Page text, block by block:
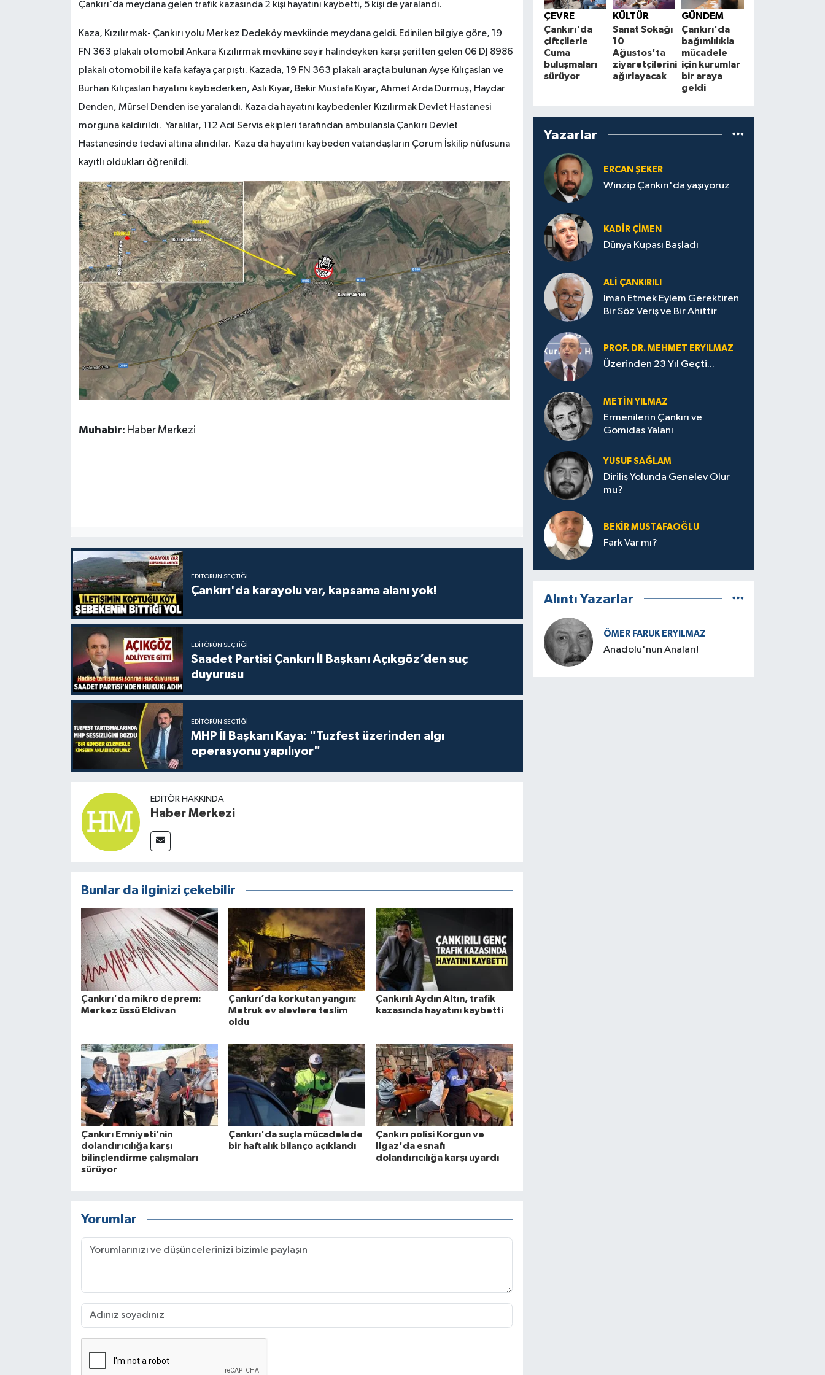
Çankırı'da meydana gelen trafik kazasında 2 kişi hayatını kaybetti, 5 kişi de yaralandı.
Kaza, Kızılırmak- Çankırı yolu Merkez Dedeköy mevkiinde meydana geldi. Edinilen bilgiye göre, 19
FN 363 plakalı otomobil Ankara Kızılırmak mevkiine seyir halindeyken karşı şeritten gelen 06 DJ 8986
plakalı otomobil ile kafa kafaya çarpıştı. Kazada, 19 FN 363 plakalı araçta bulunan Ayşe Kılıçaslan ve
Burhan Kılıçaslan hayatını kaybederken, Aslı Kıyar, Bekir Mustafa Kıyar, Ahmet Arda Durmuş, Haydar
Denden, Mürsel Denden ise yaralandı. Kaza da hayatını kaybedenler Kızılırmak Devlet Hastanesi
morguna kaldırıldı. Yaralılar, 112 Acil Servis ekipleri tarafından ambulansla Çankırı Devlet
Hastanesinde tedavi altına alındılar. Kaza da hayatını kaybeden vatandaşların Çorum İskilip nüfusuna
kayıtlı oldukları öğrenildi.
Muhabir: Haber Merkezi
EDITÖRÜN SEÇTIĞI
Çankırı'da karayolu var, kapsama alanı yok!
EDITÖRÜN SEÇTIĞI
Saadet Partisi Çankırı İl Başkanı Açıkgöz’den suç
duyurusu
EDITÖRÜN SEÇTIĞI
MHP İl Başkanı Kaya: "Tuzfest üzerinden algı
operasyonu yapılıyor"
EDITÖR HAKKINDA
Haber Merkezi
Bunlar da ilginizi çekebilir
Çankırı'da mikro deprem:
Merkez üssü Eldivan
Çankırı’da korkutan yangın:
Metruk ev alevlere teslim
oldu
Çankırılı Aydın Altın, trafik
kazasında hayatını kaybetti
Çankırı Emniyeti’nin
dolandırıcılığa karşı
bilinçlendirme çalışmaları
sürüyor
Çankırı'da suçla mücadelede
bir haftalık bilanço açıklandı
Çankırı polisi Korgun ve
Ilgaz'da esnafı
dolandırıcılığa karşı uyardı
Yorumlar
ÇEVRE
Çankırı'da
çiftçilerle
Cuma
buluşmaları
sürüyor
KÜLTÜR
Sanat Sokağı
10
Ağustos'ta
ziyaretçilerini
ağırlayacak
GÜNDEM
Çankırı'da
bağımlılıkla
mücadele
için kurumlar
bir araya
geldi
Yazarlar
ERCAN ŞEKER
Winzip Çankırı'da yaşıyoruz
KADIR ÇIMEN
Dünya Kupası Başladı
ALI ÇANKIRILI
İman Etmek Eylem Gerektiren
Bir Söz Veriş ve Bir Ahittir
PROF. DR. MEHMET ERYILMAZ
Üzerinden 23 Yıl Geçti...
METIN YILMAZ
Ermenilerin Çankırı ve
Gomidas Yalanı
YUSUF SAĞLAM
Diriliş Yolunda Genelev Olur
mu?
BEKIR MUSTAFAOĞLU
Fark Var mı?
Alıntı Yazarlar
ÖMER FARUK ERYILMAZ
Anadolu'nun Anaları!